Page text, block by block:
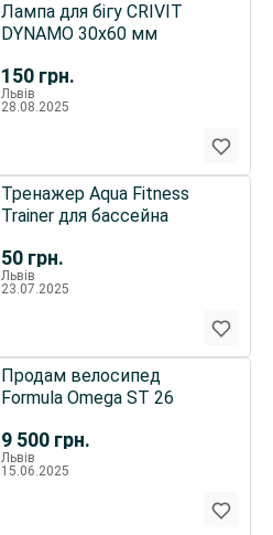
150 грн.
Лампа для бігу CRIVIT
DYNAMO 30x60 мм
Львів
28.08.2025
50 грн.
Тренажер Aqua Fitness
Trainer для бассейна
Львів
23.07.2025
9 500 грн.
Продам велосипед
Formula Omega ST 26
Львів
15.06.2025